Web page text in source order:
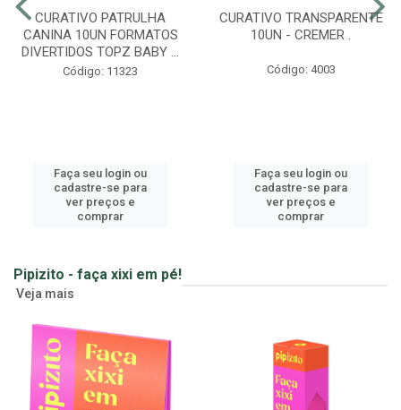
CURATIVO PATRULHA
CANINA 10UN FORMATOS
DIVERTIDOS TOPZ BABY ...
Código: 11323
Faça seu login ou
cadastre-se para
ver preços e
comprar
CURATIVO TRANSPARENTE
10UN - CREMER .
Código: 4003
Faça seu login ou
cadastre-se para
ver preços e
comprar
Pipizito - faça xixi em pé!
Veja mais